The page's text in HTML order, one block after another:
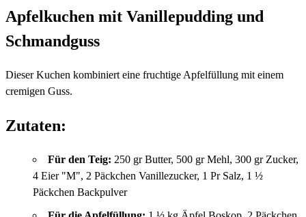
Apfelkuchen mit Vanillepudding und
Schmandguss
Dieser Kuchen kombiniert eine fruchtige Apfelfüllung mit einem
cremigen Guss.
Zutaten:
Für den Teig: 250 gr Butter, 500 gr Mehl, 300 gr Zucker,
4 Eier "M", 2 Päckchen Vanillezucker, 1 Pr Salz, 1 ½
Päckchen Backpulver